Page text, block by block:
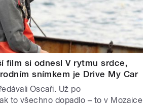
film si odnesl V rytmu srdce,
snímkem je Drive My Car
Oscaři. Už po
to všechno dopadlo – to v Mozaice